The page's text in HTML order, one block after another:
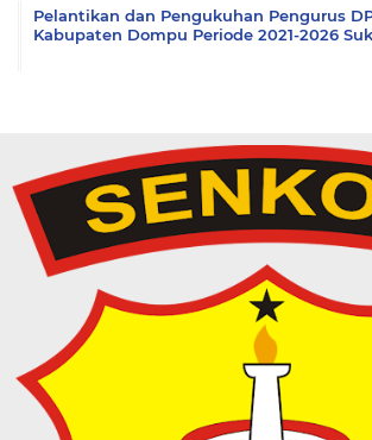
Pelantikan dan Pengukuhan Pengurus
Kabupaten Dompu Periode 2021-2026